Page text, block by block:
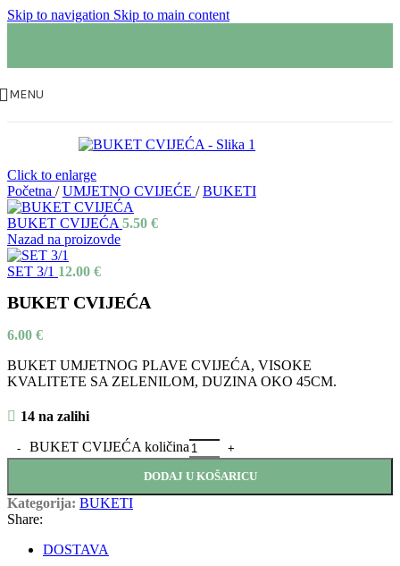
Skip to navigation Skip to main content
MENU
Click to enlarge
Početna / UMJETNO CVIJEĆE / BUKETI
BUKET CVIJEĆA 5.50 €
Nazad na proizovde
SET 3/1 12.00 €
BUKET CVIJEĆA
6.00 €
BUKET UMJETNOG PLAVE CVIJEĆA, VISOKE
KVALITETE SA ZELENILOM, DUZINA OKO 45CM.
14 na zalihi
BUKET CVIJEĆA količina
DODAJ U KOŠARICU
Kategorija: BUKETI
Share:
DOSTAVA